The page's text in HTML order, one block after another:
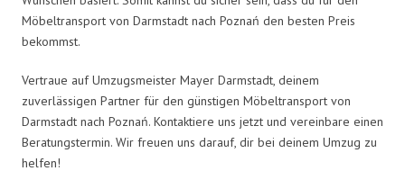
Möbeltransport von Darmstadt nach Poznań den besten Preis
bekommst.
Vertraue auf Umzugsmeister Mayer Darmstadt, deinem
zuverlässigen Partner für den günstigen Möbeltransport von
Darmstadt nach Poznań. Kontaktiere uns jetzt und vereinbare einen
Beratungstermin. Wir freuen uns darauf, dir bei deinem Umzug zu
helfen!